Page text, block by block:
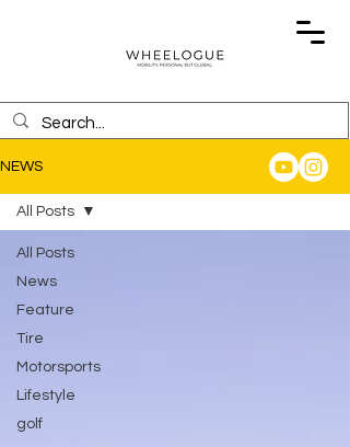
NEWS
All Posts
News
Feature
Tire
Motorsports
Lifestyle
golf
All Posts